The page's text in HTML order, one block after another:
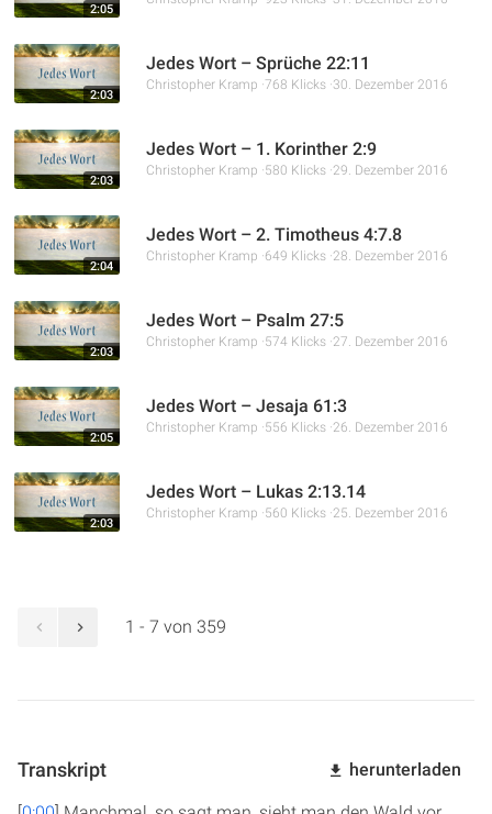
2:05
2:03
Jedes Wort – Sprüche 22:11
Christopher Kramp 768 Klicks 30. Dezember 2016
2:03
Jedes Wort – 1. Korinther 2:9
Christopher Kramp 580 Klicks 29. Dezember 2016
2:04
Jedes Wort – 2. Timotheus 4:7.8
Christopher Kramp 649 Klicks 28. Dezember 2016
2:03
Jedes Wort – Psalm 27:5
Christopher Kramp 574 Klicks 27. Dezember 2016
2:05
Jedes Wort – Jesaja 61:3
Christopher Kramp 556 Klicks 26. Dezember 2016
2:03
Jedes Wort – Lukas 2:13.14
Christopher Kramp 560 Klicks 25. Dezember 2016
1 - 7 von 359
Transkript herunterladen